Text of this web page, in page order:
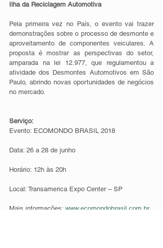
Ilha da Reciclagem Automotiva
Pela primeira vez no País, o evento vai trazer
demonstrações sobre o processo de desmonte e
aproveitamento de componentes veiculares. A
proposta é mostrar as perspectivas do setor,
amparada na lei 12.977, que regulamentou a
atividade dos Desmontes Automotivos em São
Paulo, abrindo novas oportunidades de negócios
no mercado.
Serviço:
Evento: ECOMONDO BRASIL 2018
Data: 26 a 28 de junho
Horário: 12h às 20h
Local: Transamerica Expo Center – SP
Mais informações: www.ecomondobrasil.com.br